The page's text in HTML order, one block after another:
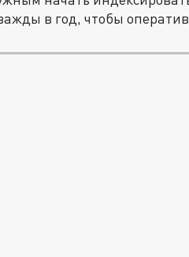
в год, чтобы